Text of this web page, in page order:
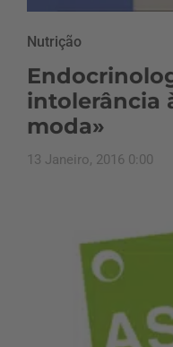
Nutrição
intolerância
moda»
13 Janeiro, 2016 0:00